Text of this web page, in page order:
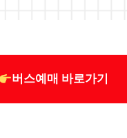
버스예매 바로가기